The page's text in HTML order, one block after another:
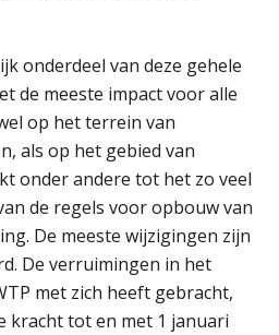
onderdeel van deze gehele
de meeste impact voor alle
op het terrein van
als op het gebied van
onder andere tot het zo veel
de regels voor opbouw van
De meeste wijzigingen zijn
De verruimingen in het
met zich heeft gebracht,
kracht tot en met 1 januari